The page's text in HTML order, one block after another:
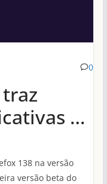
0
de
138 na versão
versão beta do